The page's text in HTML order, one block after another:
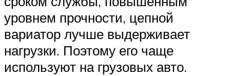
уровнем прочности, цепной
вариатор лучше выдерживает
нагрузки. Поэтому его чаще
используют на грузовых авто.